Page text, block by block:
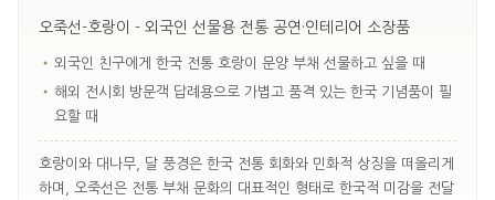
오죽선-호랑이 - 외국인 선물용 전통 공연·인테리어 소장품
• 외국인 친구에게 한국 전통 호랑이 문양 부채 선물하고 싶을 때
• 해외 전시회 방문객 답례용으로 가볍고 품격 있는 한국 기념품이 필
요할 때
호랑이와 대나무, 달 풍경은 한국 전통 회화와 민화적 상징을 떠올리게
하며, 오죽선은 전통 부채 문화의 대표적인 형태로 한국적 미감을 전달